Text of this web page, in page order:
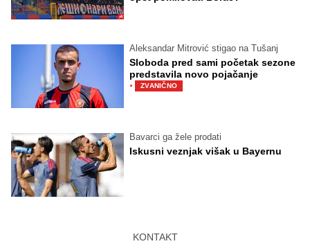
Aleksandar Mitrović stigao na Tušanj
Sloboda pred sami početak sezone
predstavila novo pojačanje
· ZVANIČNO
Bavarci ga žele prodati
Iskusni veznjak višak u Bayernu
KONTAKT